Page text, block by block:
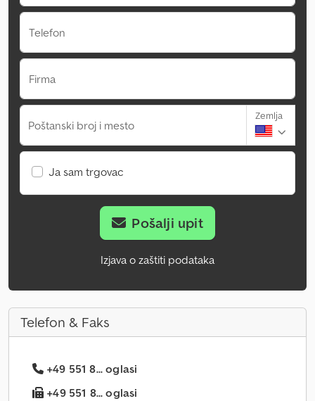
Telefon
Firma
Poštanski broj i mesto
Zemlja
Ja sam trgovac
Pošalji upit
Izjava o zaštiti podataka
Telefon & Faks
+49 551 8... oglasi
+49 551 8... oglasi